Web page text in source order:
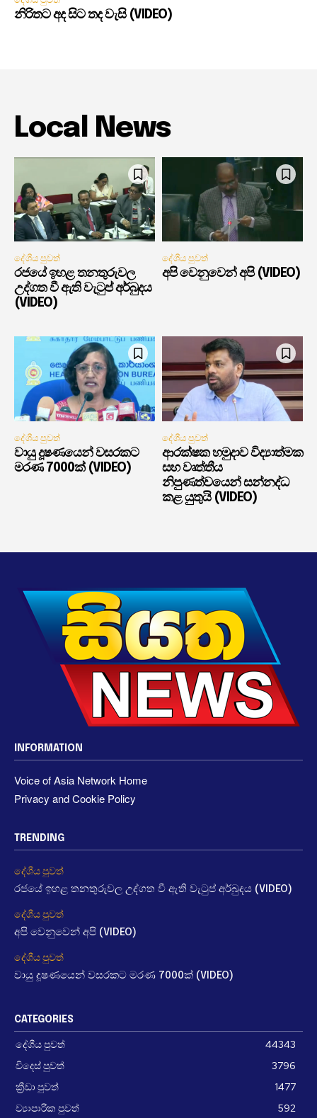
නිරිතට අද සිට තද වැසි (VIDEO)
Local News
දේශීය පුවත්
රජයේ ඉහළ තනතුරුවල
උද්ගත වී ඇති වැටුප් අර්බුදය
(VIDEO)
දේශීය පුවත්
අපි වෙනුවෙන් අපි (VIDEO)
දේශීය පුවත්
වායු දූෂණයෙන් වසරකට
මරණ 7000ක් (VIDEO)
දේශීය පුවත්
ආරක්ෂක හමුදාව විද්‍යාත්මක
සහ වෘත්තීය
නිපුණත්වයෙන් සන්නද්ධ
කළ යුතුයි (VIDEO)
INFORMATION
Voice of Asia Network Home
Privacy and Cookie Policy
TRENDING
දේශීය පුවත්
රජයේ ඉහළ තනතුරුවල උද්ගත වී ඇති වැටුප් අර්බුදය (VIDEO)
දේශීය පුවත්
අපි වෙනුවෙන් අපි (VIDEO)
දේශීය පුවත්
වායු දූෂණයෙන් වසරකට මරණ 7000ක් (VIDEO)
CATEGORIES
දේශීය පුවත්
44343
විදෙස් පුවත්
3796
ක්‍රීඩා පුවත්
1477
ව්‍යාපාරික පුවත්
592